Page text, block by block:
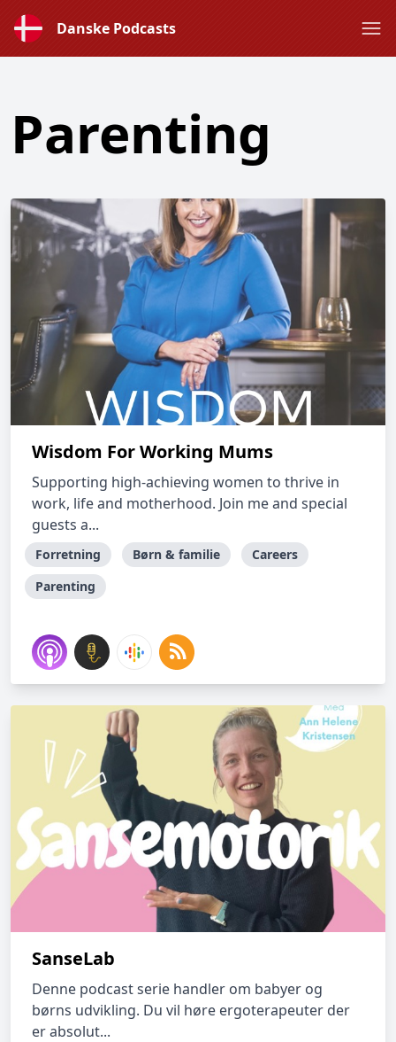
Danske Podcasts
Parenting
Wisdom For Working Mums
Supporting high-achieving women to thrive in
work, life and motherhood. Join me and special
guests a...
Forretning Børn & familie
Careers
Parenting
SanseLab
Denne podcast serie handler om babyer og
børns udvikling. Du vil høre ergoterapeuter der
er absolut...